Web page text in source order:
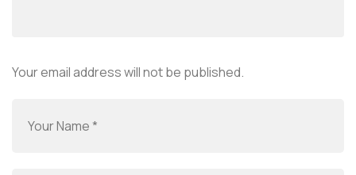
Your email address will not be published.